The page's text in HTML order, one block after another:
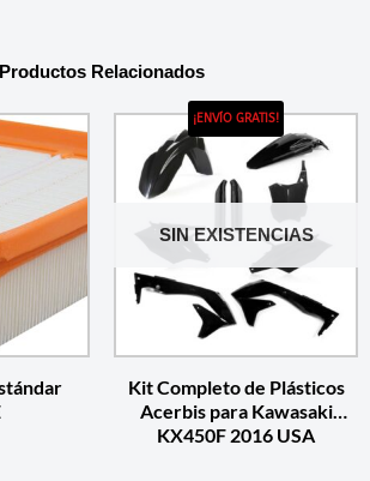
Productos Relacionados
SIN EXISTENCIAS
¡ENVÍO GRATIS!
Kit Completo de Plásticos
Acerbis para Kawasaki
KX450F 2016 USA